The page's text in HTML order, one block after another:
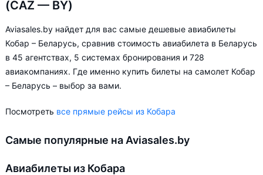
(CAZ — BY)
Aviasales.by найдет для вас самые дешевые авиабилеты
Кобар – Беларусь, сравнив стоимость авиабилета в Беларусь
в 45 агентствах, 5 системах бронирования и 728
авиакомпаниях. Где именно купить билеты на самолет Кобар
– Беларусь – выбор за вами.
Посмотреть все прямые рейсы из Кобара
Самые популярные на Aviasales.by
Авиабилеты из Кобара